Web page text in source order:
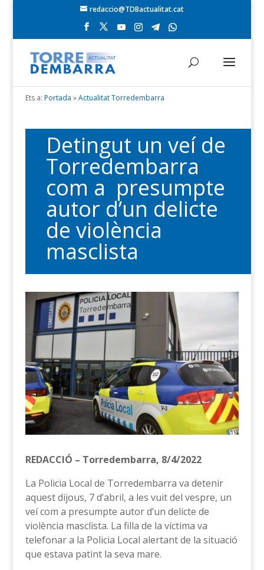
redaccio@TDBactualitat.cat
Ets a: Portada »Actualitat Torredembarra
Detingut un veí de
Torredembarra
com a presumpte
autor d’un delicte
de violència
masclista
REDACCIÓ – Torredembarra, 8/4/2022
La Policia Local de Torredembarra va detenir
aquest dijous, 7 d’abril, a les vuit del vespre, un
veí com a presumpte autor d’un delicte de
violència masclista. La filla de la víctima va
telefonar a la Policia Local alertant de la situació
que estava patint la seva mare.